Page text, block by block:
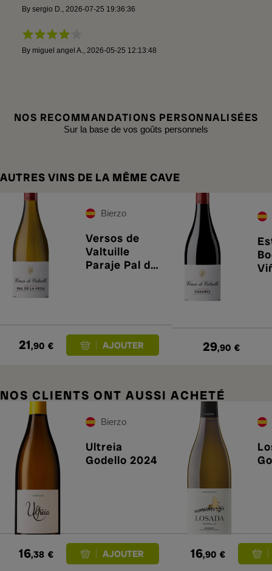
By sergio D. 2026-07-25 19:36:36
By miguel angel A. 2026-05-25 12:13:48
NOS RECOMMANDATIONS PERSONNALISÉES
Sur la base de vos goûts personnels
AUTRES VINS DE LA MÊME CAVE
Bierzo
Versos de
Valtuille
Paraje Pal de
21,90 € 29,90 €
NOS CLIENTS ONT AUSSI ACHETÉ
Bierzo
Ultreia
Godello 2024
16,38 € 16,90 €